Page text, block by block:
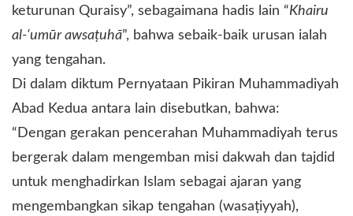
keturunan Quraisy”, sebagaimana hadis lain “Khairu
al-‘umūr awsaṭuhā”, bahwa sebaik-baik urusan ialah
yang tengahan.
Di dalam diktum Pernyataan Pikiran Muhammadiyah
Abad Kedua antara lain disebutkan, bahwa:
“Dengan gerakan pencerahan Muhammadiyah terus
bergerak dalam mengemban misi dakwah dan tajdid
untuk menghadirkan Islam sebagai ajaran yang
mengembangkan sikap tengahan (wasaṭiyyah),